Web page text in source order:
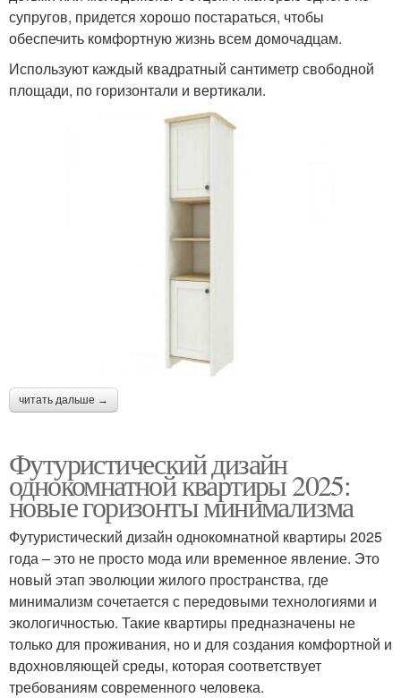
супругов, придется хорошо постараться, чтобы
обеспечить комфортную жизнь всем домочадцам.
Используют каждый квадратный сантиметр свободной
площади, по горизонтали и вертикали.
читать дальше →
Футуристический дизайн
однокомнатной квартиры 2025:
новые горизонты минимализма
Футуристический дизайн однокомнатной квартиры 2025
года – это не просто мода или временное явление. Это
новый этап эволюции жилого пространства, где
минимализм сочетается с передовыми технологиями и
экологичностью. Такие квартиры предназначены не
только для проживания, но и для создания комфортной и
вдохновляющей среды, которая соответствует
требованиям современного человека.